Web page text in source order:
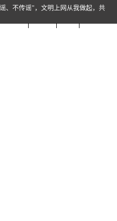
、不传谣”，文明上网从我做起，共